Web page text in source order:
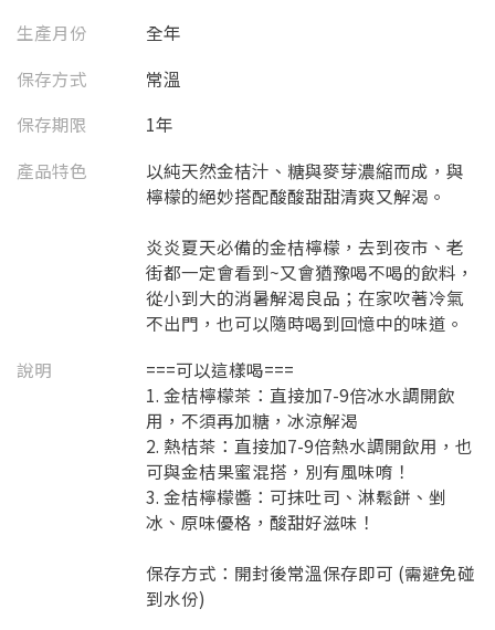
生產月份
全年
保存方式
常溫
保存期限
1年
產品特色
以純天然金桔汁、糖與麥芽濃縮而成，與
檸檬的絕妙搭配酸酸甜甜清爽又解渴。
炎炎夏天必備的金桔檸檬，去到夜市、老
街都一定會看到~又會猶豫喝不喝的飲料，
從小到大的消暑解渴良品；在家吹著冷氣
不出門，也可以隨時喝到回憶中的味道。
說明
===可以這樣喝===
1. 金桔檸檬茶：直接加7-9倍冰水調開飲
用，不須再加糖，冰涼解渴
2. 熱桔茶：直接加7-9倍熱水調開飲用，也
可與金桔果蜜混搭，別有風味唷！
3. 金桔檸檬醬：可抹吐司、淋鬆餅、剉
冰、原味優格，酸甜好滋味！
保存方式：開封後常溫保存即可 (需避免碰
到水份)